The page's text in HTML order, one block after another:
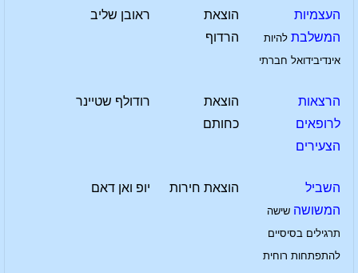
העצמיות
המשלבת להיות
אינדיבידואל חברתי
הוצאת
הרדוף
ראובן שליב
הרצאות
לרופאים
הצעירים
הוצאת
כחותם
רודולף שטיינר
השביל
המשושה שישה
תרגילים בסיסיים
להתפתחות רוחית
הוצאת חירות יופ ואן דאם